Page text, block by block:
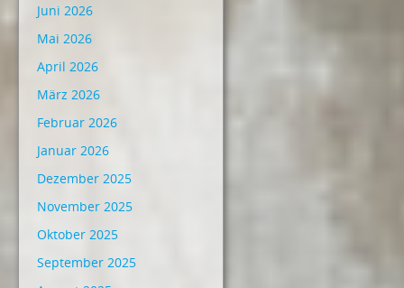
Juni 2026
Mai 2026
April 2026
März 2026
Februar 2026
Januar 2026
Dezember 2025
November 2025
Oktober 2025
September 2025